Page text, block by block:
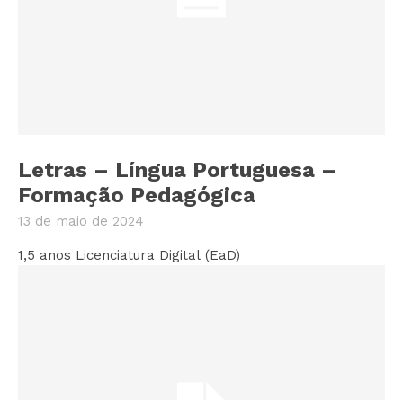
Letras – Língua Portuguesa –
Formação Pedagógica
13 de maio de 2024
1,5 anos Licenciatura Digital (EaD)